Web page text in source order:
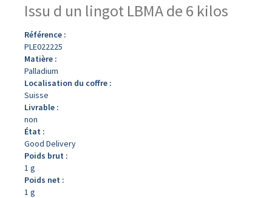
Issu d un lingot LBMA de 6 kilos
Référence :
PLE022225
Matière :
Palladium
Localisation du coffre :
Suisse
Livrable :
non
État :
Good Delivery
Poids brut :
1 g
Poids net :
1 g